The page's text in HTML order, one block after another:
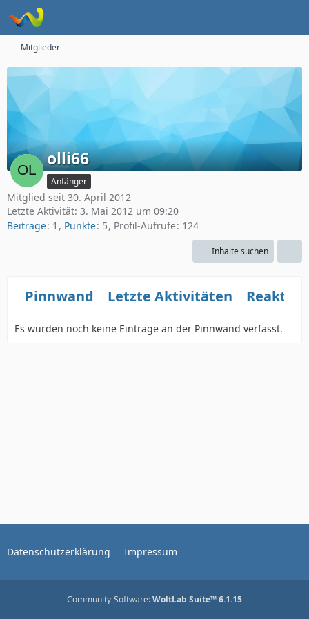
Mitglieder
olli66
Anfänger
Mitglied seit 30. April 2012
Letzte Aktivität: 3. Mai 2012 um 09:20
Beiträge 1 Punkte 5 Profil-Aufrufe 124
Inhalte suchen
Pinnwand Letzte Aktivitäten
Es wurden noch keine Einträge an der Pinnwand verfasst.
Datenschutzerklärung Impressum
Community-Software:WoltLab Suite™ 6.1.15